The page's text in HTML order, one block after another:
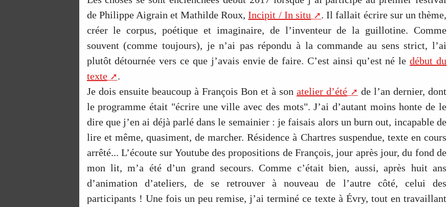
de Philippe Aigrain et Mathilde Roux,Incipit / In situ
. Il fallait écrire sur un thème,
créer le corpus, poétique et imaginaire, de l’inventeur de la guillotine. Comme
souvent (comme toujours), je n’ai pas répondu à la commande au sens strict, l’ai
plutôt détournée vers ce que j’avais envie de faire. C’est ainsi qu’est né ledébut du
texte
.
Je dois ensuite beaucoup à François Bon et à son atelier d’été
de l’an dernier, dont
le programme était "écrire une ville avec des mots". J’ai d’autant moins honte de le
dire que j’en ai déjà parlé dans le semainier : je faisais alors un burn out, incapable de
lire et même, quasiment, de marcher. Résidence à Chartres suspendue, texte en cours
arrêté... L’écoute sur Youtube des propositions de François, jour après jour, du fond de
mon lit, m’a été d’un grand secours. Comme c’était bien, aussi, après huit ans
d’animation d’ateliers, de se retrouver à nouveau de l’autre côté, celui des
participants ! Une fois un peu remise, j’ai terminé ce texte à Évry, tout en travaillant